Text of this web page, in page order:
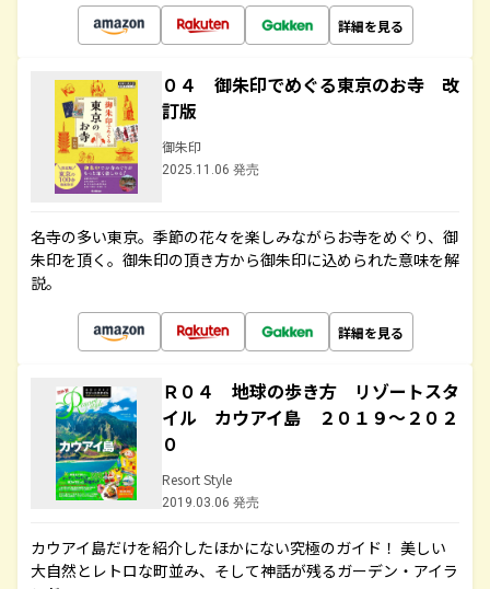
詳細を見る
０４ 御朱印でめぐる東京のお寺 改
訂版
御朱印
2025.11.06 発売
名寺の多い東京。季節の花々を楽しみながらお寺をめぐり、御
朱印を頂く。御朱印の頂き方から御朱印に込められた意味を解
説。
詳細を見る
Ｒ０４ 地球の歩き方 リゾートスタ
イル カウアイ島 ２０１９～２０２
０
Resort Style
2019.03.06 発売
カウアイ島だけを紹介したほかにない究極のガイド！ 美しい
大自然とレトロな町並み、そして神話が残るガーデン・アイラ